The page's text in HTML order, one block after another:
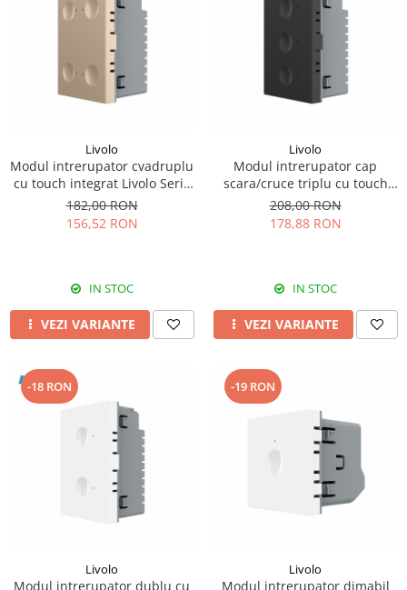
Livolo
Modul intrerupator cvadruplu
cu touch integrat Livolo Serie
noua standard Italian
182,00 RON
156,52 RON
IN STOC
VEZI VARIANTE
Livolo
Modul intrerupator cap
scara/cruce triplu cu touch
integrat Livolo Serie noua
standard Italian
208,00 RON
178,88 RON
IN STOC
VEZI VARIANTE
-18 RON
Livolo
Modul intrerupator dublu cu
-19 RON
Livolo
Modul intrerupator dimabil